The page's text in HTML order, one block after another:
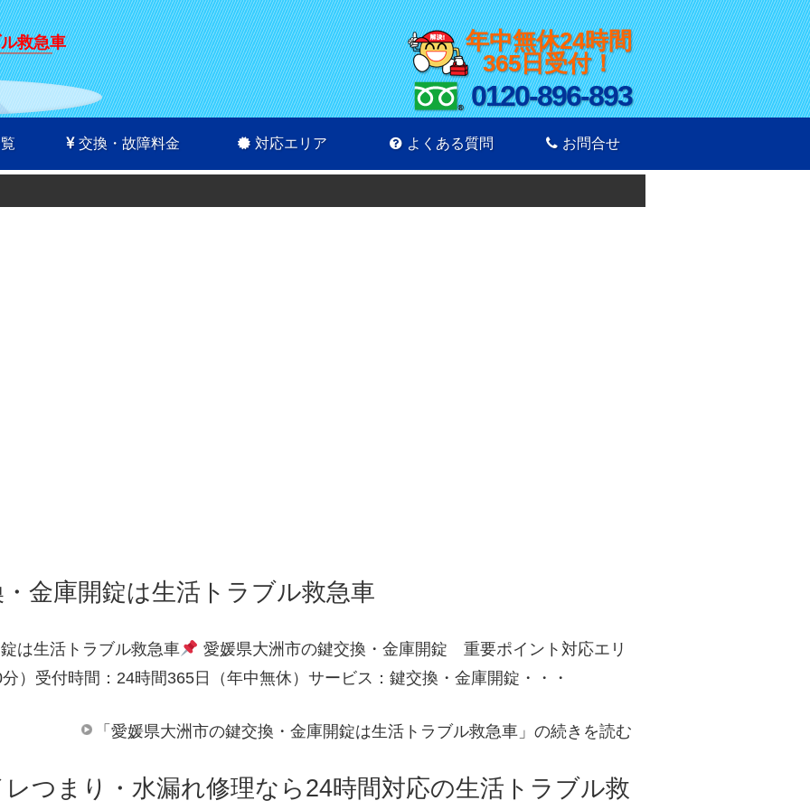
救急車
年中無休24時間
365日受付！
0120-896-893
交換・故障料金 対応エリア よくある質問 お問合せ
金庫開錠は生活トラブル救急車
は生活トラブル救急車
愛媛県大洲市の鍵交換・金庫開錠 重要ポイント対応エリ
）受付時間：24時間365日（年中無休）サービス：鍵交換・金庫開錠・・・
「愛媛県大洲市の鍵交換・金庫開錠は生活トラブル救急車」の続きを読む
つまり・水漏れ修理なら24時間対応の生活トラブル救